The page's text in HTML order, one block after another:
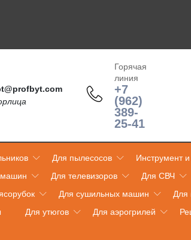
Горячая
линия
+7
(962)
389-
25-41
Для пылесосов
Инструмент
Для телевизоров
Для СВЧ
Для сушильных машин
Для
Для утюгов Для аэрогрилей